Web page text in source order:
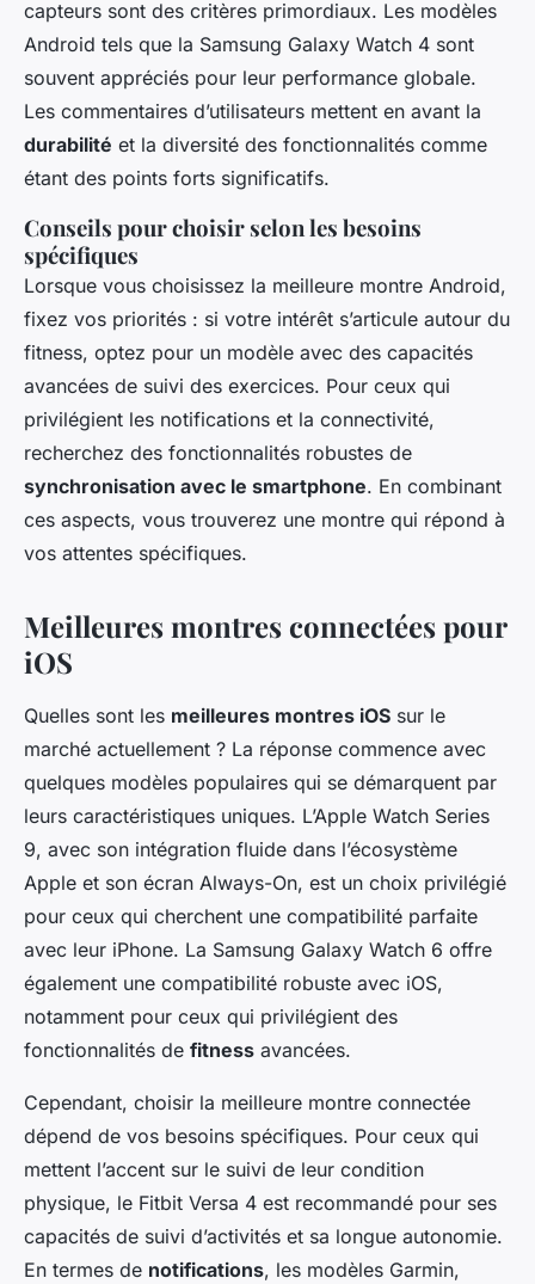
capteurs sont des critères primordiaux. Les modèles
Android tels que la Samsung Galaxy Watch 4 sont
souvent appréciés pour leur performance globale.
Les commentaires d’utilisateurs mettent en avant la
durabilité et la diversité des fonctionnalités comme
étant des points forts significatifs.
Conseils pour choisir selon les besoins
spécifiques
Lorsque vous choisissez la meilleure montre Android,
fixez vos priorités : si votre intérêt s’articule autour du
fitness, optez pour un modèle avec des capacités
avancées de suivi des exercices. Pour ceux qui
privilégient les notifications et la connectivité,
recherchez des fonctionnalités robustes de
synchronisation avec le smartphone. En combinant
ces aspects, vous trouverez une montre qui répond à
vos attentes spécifiques.
Meilleures montres connectées pour
iOS
Quelles sont les meilleures montres iOS sur le
marché actuellement ? La réponse commence avec
quelques modèles populaires qui se démarquent par
leurs caractéristiques uniques. L’Apple Watch Series
9, avec son intégration fluide dans l’écosystème
Apple et son écran Always-On, est un choix privilégié
pour ceux qui cherchent une compatibilité parfaite
avec leur iPhone. La Samsung Galaxy Watch 6 offre
également une compatibilité robuste avec iOS,
notamment pour ceux qui privilégient des
fonctionnalités de fitness avancées.
Cependant, choisir la meilleure montre connectée
dépend de vos besoins spécifiques. Pour ceux qui
mettent l’accent sur le suivi de leur condition
physique, le Fitbit Versa 4 est recommandé pour ses
capacités de suivi d’activités et sa longue autonomie.
En termes de notifications, les modèles Garmin,